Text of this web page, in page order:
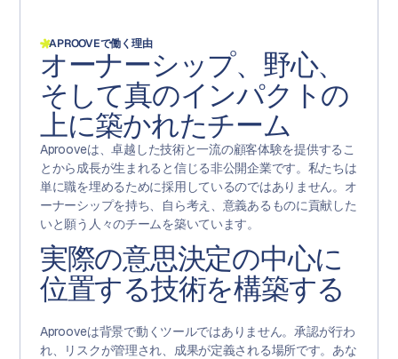
APROOVEで働く理由
オーナーシップ、野心、
そして真のインパクトの
上に築かれたチーム
Aprooveは、卓越した技術と一流の顧客体験を提供するこ
とから成長が生まれると信じる非公開企業です。私たちは
単に職を埋めるために採用しているのではありません。オ
ーナーシップを持ち、自ら考え、意義あるものに貢献した
いと願う人々のチームを築いています。
実際の意思決定の中心に
位置する技術を構築する
Aprooveは背景で動くツールではありません。承認が行わ
れ、リスクが管理され、成果が定義される場所です。あな